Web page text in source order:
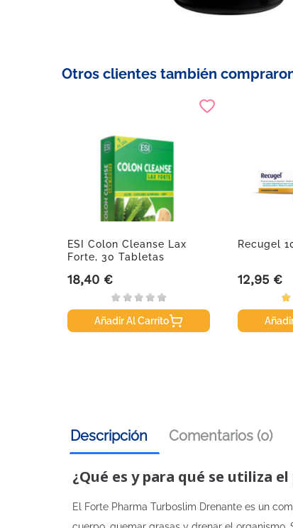
Otros clientes también
ESI Colon Cleanse Lax
Forte, 30 Tabletas
Precio
18,40 €
Añadir Al Carrito
Recugel
Precio
12,95 €
Descripción Comentarios (0)
¿Qué es y para qué se utiliza
El Forte Pharma Turboslim Drenante es un